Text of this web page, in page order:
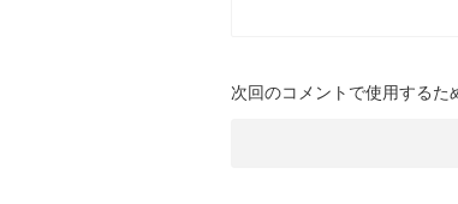
次回のコメントで使用するた